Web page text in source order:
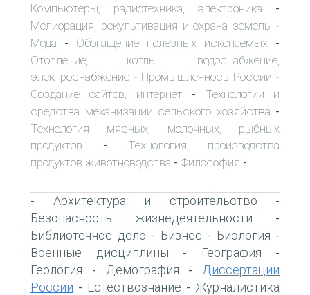
Компьютеры, радиотехника, электроника -
Мелиорация, рекультивация и охрана земель -
Мода - Обогащение полезных ископаемых -
Отопление, котлы, водоснабжение,
электроснабжение - Промышленнось России -
Создание сайтов, интернет - Технологии и
средства механизации сельского хозяйства -
Технология мясных, молочных, рыбных
продуктов - Технология производства
продуктов животноводства - Философия -
- Архитектура и строительство -
Безопасность жизнедеятельности -
Библиотечное дело - Бизнес - Биология -
Военные дисциплины - География -
Геология - Демография -
Диссертации
России - Естествознание - Журналистика